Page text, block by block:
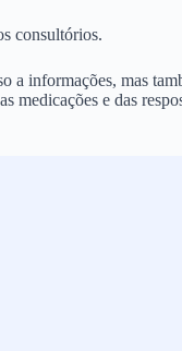
consultórios.
informações, mas
medicações e das